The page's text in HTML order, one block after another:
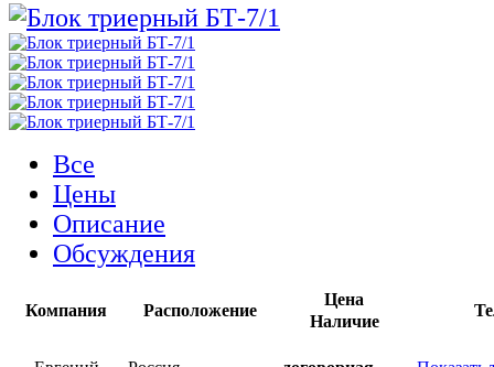
Все
Цены
Описание
Обсуждения
Компания Расположение
Цена
Наличие